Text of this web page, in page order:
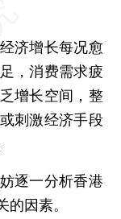
济增长每况愈
，消费需求疲
增长空间，整
刺激经济手段
逐一分析香港
因素。